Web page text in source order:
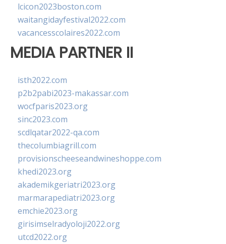
lcicon2023boston.com
waitangidayfestival2022.com
vacancesscolaires2022.com
MEDIA PARTNER II
isth2022.com
p2b2pabi2023-makassar.com
wocfparis2023.org
sinc2023.com
scdlqatar2022-qa.com
thecolumbiagrill.com
provisionscheeseandwineshoppe.com
khedi2023.org
akademikgeriatri2023.org
marmarapediatri2023.org
emchie2023.org
girisimselradyoloji2022.org
utcd2022.org